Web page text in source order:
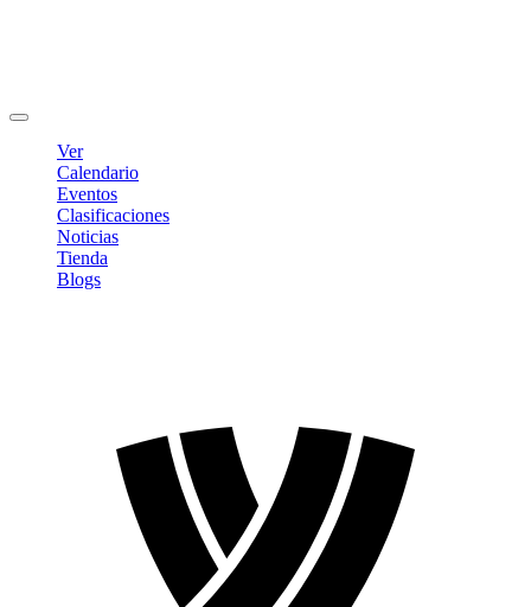
Ver
Calendario
Eventos
Clasificaciones
Noticias
Tienda
Blogs